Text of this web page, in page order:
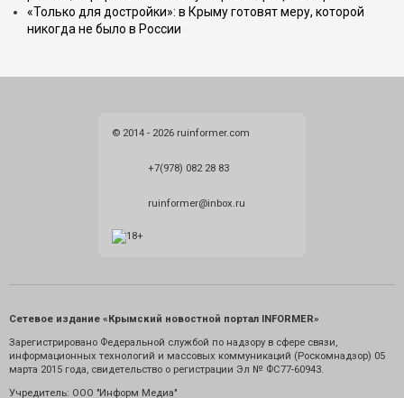
«Только для достройки»: в Крыму готовят меру, которой
никогда не было в России
© 2014 - 2026 ruinformer.com
+7(978) 082 28 83
ruinformer@inbox.ru
Сетевое издание «Крымский новостной портал INFORMER»
Зарегистрировано Федеральной службой по надзору в сфере связи,
информационных технологий и массовых коммуникаций (Роскомнадзор) 05
марта 2015 года, свидетельство о регистрации Эл № ФС77-60943.
Учредитель: ООО "Информ Медиа"